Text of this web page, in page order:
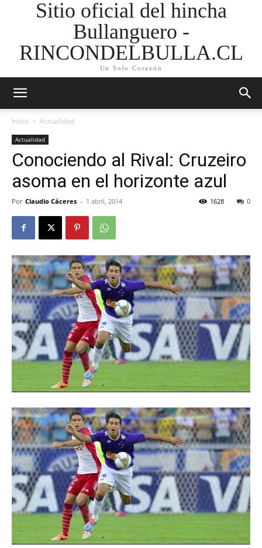
Sitio oficial del hincha
Bullanguero -
RINCONDELBULLA.CL
Un Solo Corazón
Inicio Actualidad
Actualidad
Conociendo al Rival: Cruzeiro
asoma en el horizonte azul
Por Claudio Cáceres - 1 abril, 2014 0
1628